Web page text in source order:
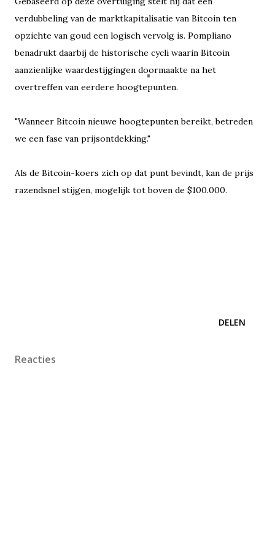
verdubbeling van de marktkapitalisatie van Bitcoin ten
opzichte van goud een logisch vervolg is. Pompliano
benadrukt daarbij de historische cycli waarin Bitcoin
aanzienlijke waardestijgingen doormaakte na het
overtreffen van eerdere hoogtepunten.
"Wanneer Bitcoin nieuwe hoogtepunten bereikt, betreden
we een fase van prijsontdekking."
Als de Bitcoin-koers zich op dat punt bevindt, kan de prijs
razendsnel stijgen, mogelijk tot boven de $100.000.
DELEN
Reacties